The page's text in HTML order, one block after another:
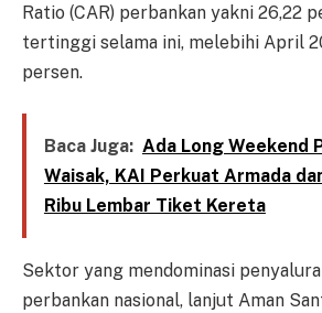
Ratio (CAR) perbankan yakni 26,22
tertinggi selama ini, melebihi April
persen.
Baca Juga: Ada Long Weekend
Waisak, KAI Perkuat Armada
Ribu Lembar Tiket Kereta
Sektor yang mendominasi
perbankan nasional, lanjut Aman